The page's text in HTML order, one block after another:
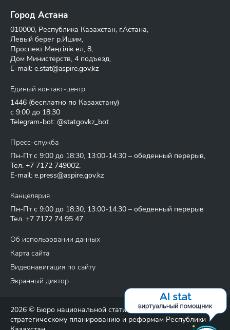
Город Астана
010000, Республика Казахстан, г.Астана,
Левый берег р.Ишим,
Проспект Мәңгілік ел, 8,
Дом Министерств, 4 подъезд,
E-mail: e.stat@aspire.gov.kz
Единый контакт-центр
1446 (бесплатно по Казахстану)
с 9:00 до 18:30
Telegram-bot: @statgovkz_bot
Пресс-служба
Пн-Пт с 9:00 до 18:30, 13:00-14:30 – обеденный перерыв,
Тел. +7 7172 749002,
E-mail: e.press@aspire.gov.kz
Канцелярия
Пн-Пт с 9:00 до 18:30, 13:00-14:30 – обеденный перерыв
Тел. +7 7172 74 95 47
Об использовании данных
Карта сайта
Видеонавигация по сайту
Экранный диктор
2026 © Бюро национальной статистики Агентства по
стратегическому планированию и реформам Республики